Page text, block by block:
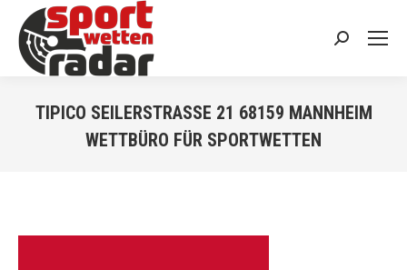
Search:
TIPICO SEILERSTRASSE 21 68159 MANNHEIM W
ETTBÜRO FÜR SPORTWETTEN